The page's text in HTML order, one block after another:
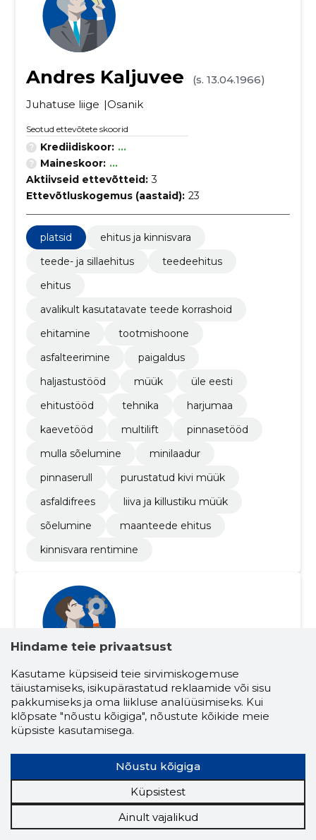
Andres Kaljuvee
(s. 13.04.1966)
Juhatuse liige
Osanik
Seotud ettevõtete skoorid
Krediidiskoor: ...
Maineskoor: ...
Aktiivseid ettevõtteid: 3
Ettevõtluskogemus (aastaid): 23
platsid
ehitus ja kinnisvara
teede- ja sillaehitus
teedeehitus
ehitus
avalikult kasutatavate teede korrashoid
ehitamine
tootmishoone
asfalteerimine
paigaldus
haljastustööd
müük
üle eesti
ehitustööd
tehnika
harjumaa
kaevetööd
multilift
pinnasetööd
mulla sõelumine
minilaadur
pinnaserull
purustatud kivi müük
asfaldifrees
liiva ja killustiku müük
sõelumine
maanteede ehitus
kinnisvara rentimine
Arnold Vahtra
(s. 28.02.1998)
Juhatuse liige Osanik
Seotud ettevõtete skoorid
Krediidiskoor: ...
...
Aktiivseid ettevõtteid:
Ettevõtluskogemus (aastaid): 6
Hindame teie privaatsust
Kasutame küpsiseid teie sirvimiskogemuse
täiustamiseks, isikupärastatud reklaamide või sisu
pakkumiseks ja oma liikluse analüüsimiseks. Kui
klõpsate "nõustu kõigiga", nõustute kõikide meie
küpsiste kasutamisega.
Nõustu kõigiga
Küpsistest
Ainult vajalikud